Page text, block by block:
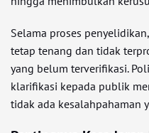
Selama proses
tetap tenang dan tidak
yang belum terverifikasi.
klarifikasi kepada publik
tidak ada kesalahpahaman